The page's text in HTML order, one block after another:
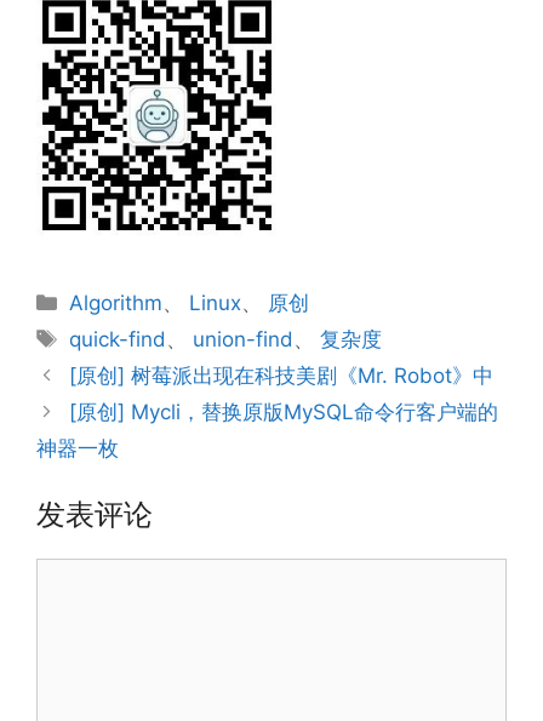
分
类
Algorithm、 Linux、 原创
标
签
quick-find 、 union-find 、复杂度
[原创] 树莓派出现在科技美剧《Mr. Robot》中
[原创] Mycli，替换原版MySQL命令行客户端的
神器一枚
发表评论